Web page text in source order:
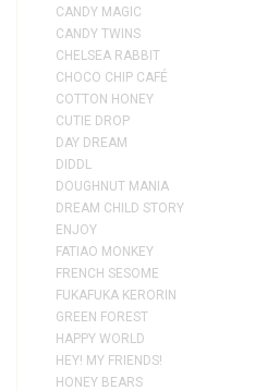
CANDY MAGIC
CANDY TWINS
CHELSEA RABBIT
CHOCO CHIP CAFÉ
COTTON HONEY
CUTIE DROP
DAY DREAM
DIDDL
DOUGHNUT MANIA
DREAM CHILD STORY
ENJOY
FATIAO MONKEY
FRENCH SESOME
FUKAFUKA KERORIN
GREEN FOREST
HAPPY WORLD
HEY! MY FRIENDS!
HONEY BEARS